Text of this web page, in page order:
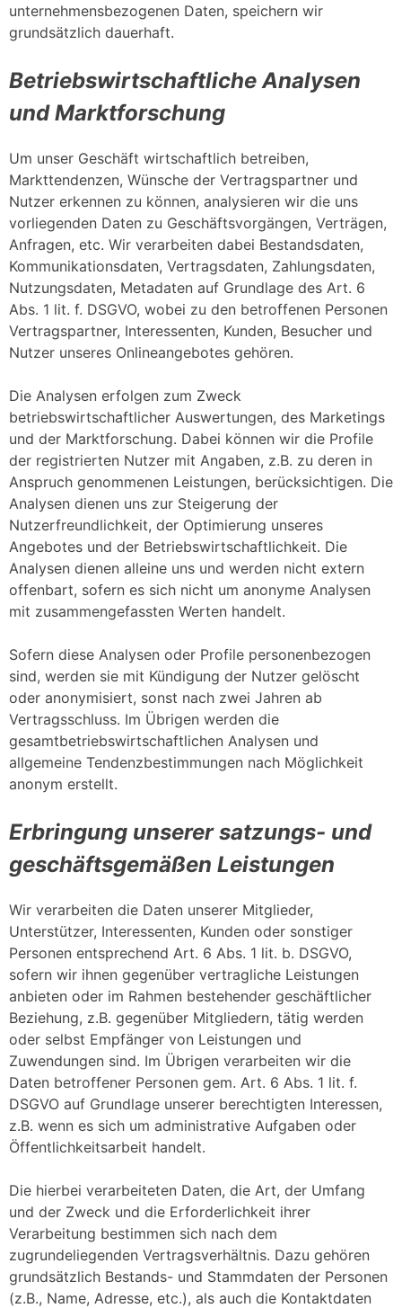
unternehmensbezogenen Daten, speichern wir
grundsätzlich dauerhaft.
Betriebswirtschaftliche Analysen
und Marktforschung
Um unser Geschäft wirtschaftlich betreiben,
Markttendenzen, Wünsche der Vertragspartner und
Nutzer erkennen zu können, analysieren wir die uns
vorliegenden Daten zu Geschäftsvorgängen, Verträgen,
Anfragen, etc. Wir verarbeiten dabei Bestandsdaten,
Kommunikationsdaten, Vertragsdaten, Zahlungsdaten,
Nutzungsdaten, Metadaten auf Grundlage des Art. 6
Abs. 1 lit. f. DSGVO, wobei zu den betroffenen Personen
Vertragspartner, Interessenten, Kunden, Besucher und
Nutzer unseres Onlineangebotes gehören.
Die Analysen erfolgen zum Zweck
betriebswirtschaftlicher Auswertungen, des Marketings
und der Marktforschung. Dabei können wir die Profile
der registrierten Nutzer mit Angaben, z.B. zu deren in
Anspruch genommenen Leistungen, berücksichtigen. Die
Analysen dienen uns zur Steigerung der
Nutzerfreundlichkeit, der Optimierung unseres
Angebotes und der Betriebswirtschaftlichkeit. Die
Analysen dienen alleine uns und werden nicht extern
offenbart, sofern es sich nicht um anonyme Analysen
mit zusammengefassten Werten handelt.
Sofern diese Analysen oder Profile personenbezogen
sind, werden sie mit Kündigung der Nutzer gelöscht
oder anonymisiert, sonst nach zwei Jahren ab
Vertragsschluss. Im Übrigen werden die
gesamtbetriebswirtschaftlichen Analysen und
allgemeine Tendenzbestimmungen nach Möglichkeit
anonym erstellt.
Erbringung unserer satzungs- und
geschäftsgemäßen Leistungen
Wir verarbeiten die Daten unserer Mitglieder,
Unterstützer, Interessenten, Kunden oder sonstiger
Personen entsprechend Art. 6 Abs. 1 lit. b. DSGVO,
sofern wir ihnen gegenüber vertragliche Leistungen
anbieten oder im Rahmen bestehender geschäftlicher
Beziehung, z.B. gegenüber Mitgliedern, tätig werden
oder selbst Empfänger von Leistungen und
Zuwendungen sind. Im Übrigen verarbeiten wir die
Daten betroffener Personen gem. Art. 6 Abs. 1 lit. f.
DSGVO auf Grundlage unserer berechtigten Interessen,
z.B. wenn es sich um administrative Aufgaben oder
Öffentlichkeitsarbeit handelt.
Die hierbei verarbeiteten Daten, die Art, der Umfang
und der Zweck und die Erforderlichkeit ihrer
Verarbeitung bestimmen sich nach dem
zugrundeliegenden Vertragsverhältnis. Dazu gehören
grundsätzlich Bestands- und Stammdaten der Personen
(z.B., Name, Adresse, etc.), als auch die Kontaktdaten